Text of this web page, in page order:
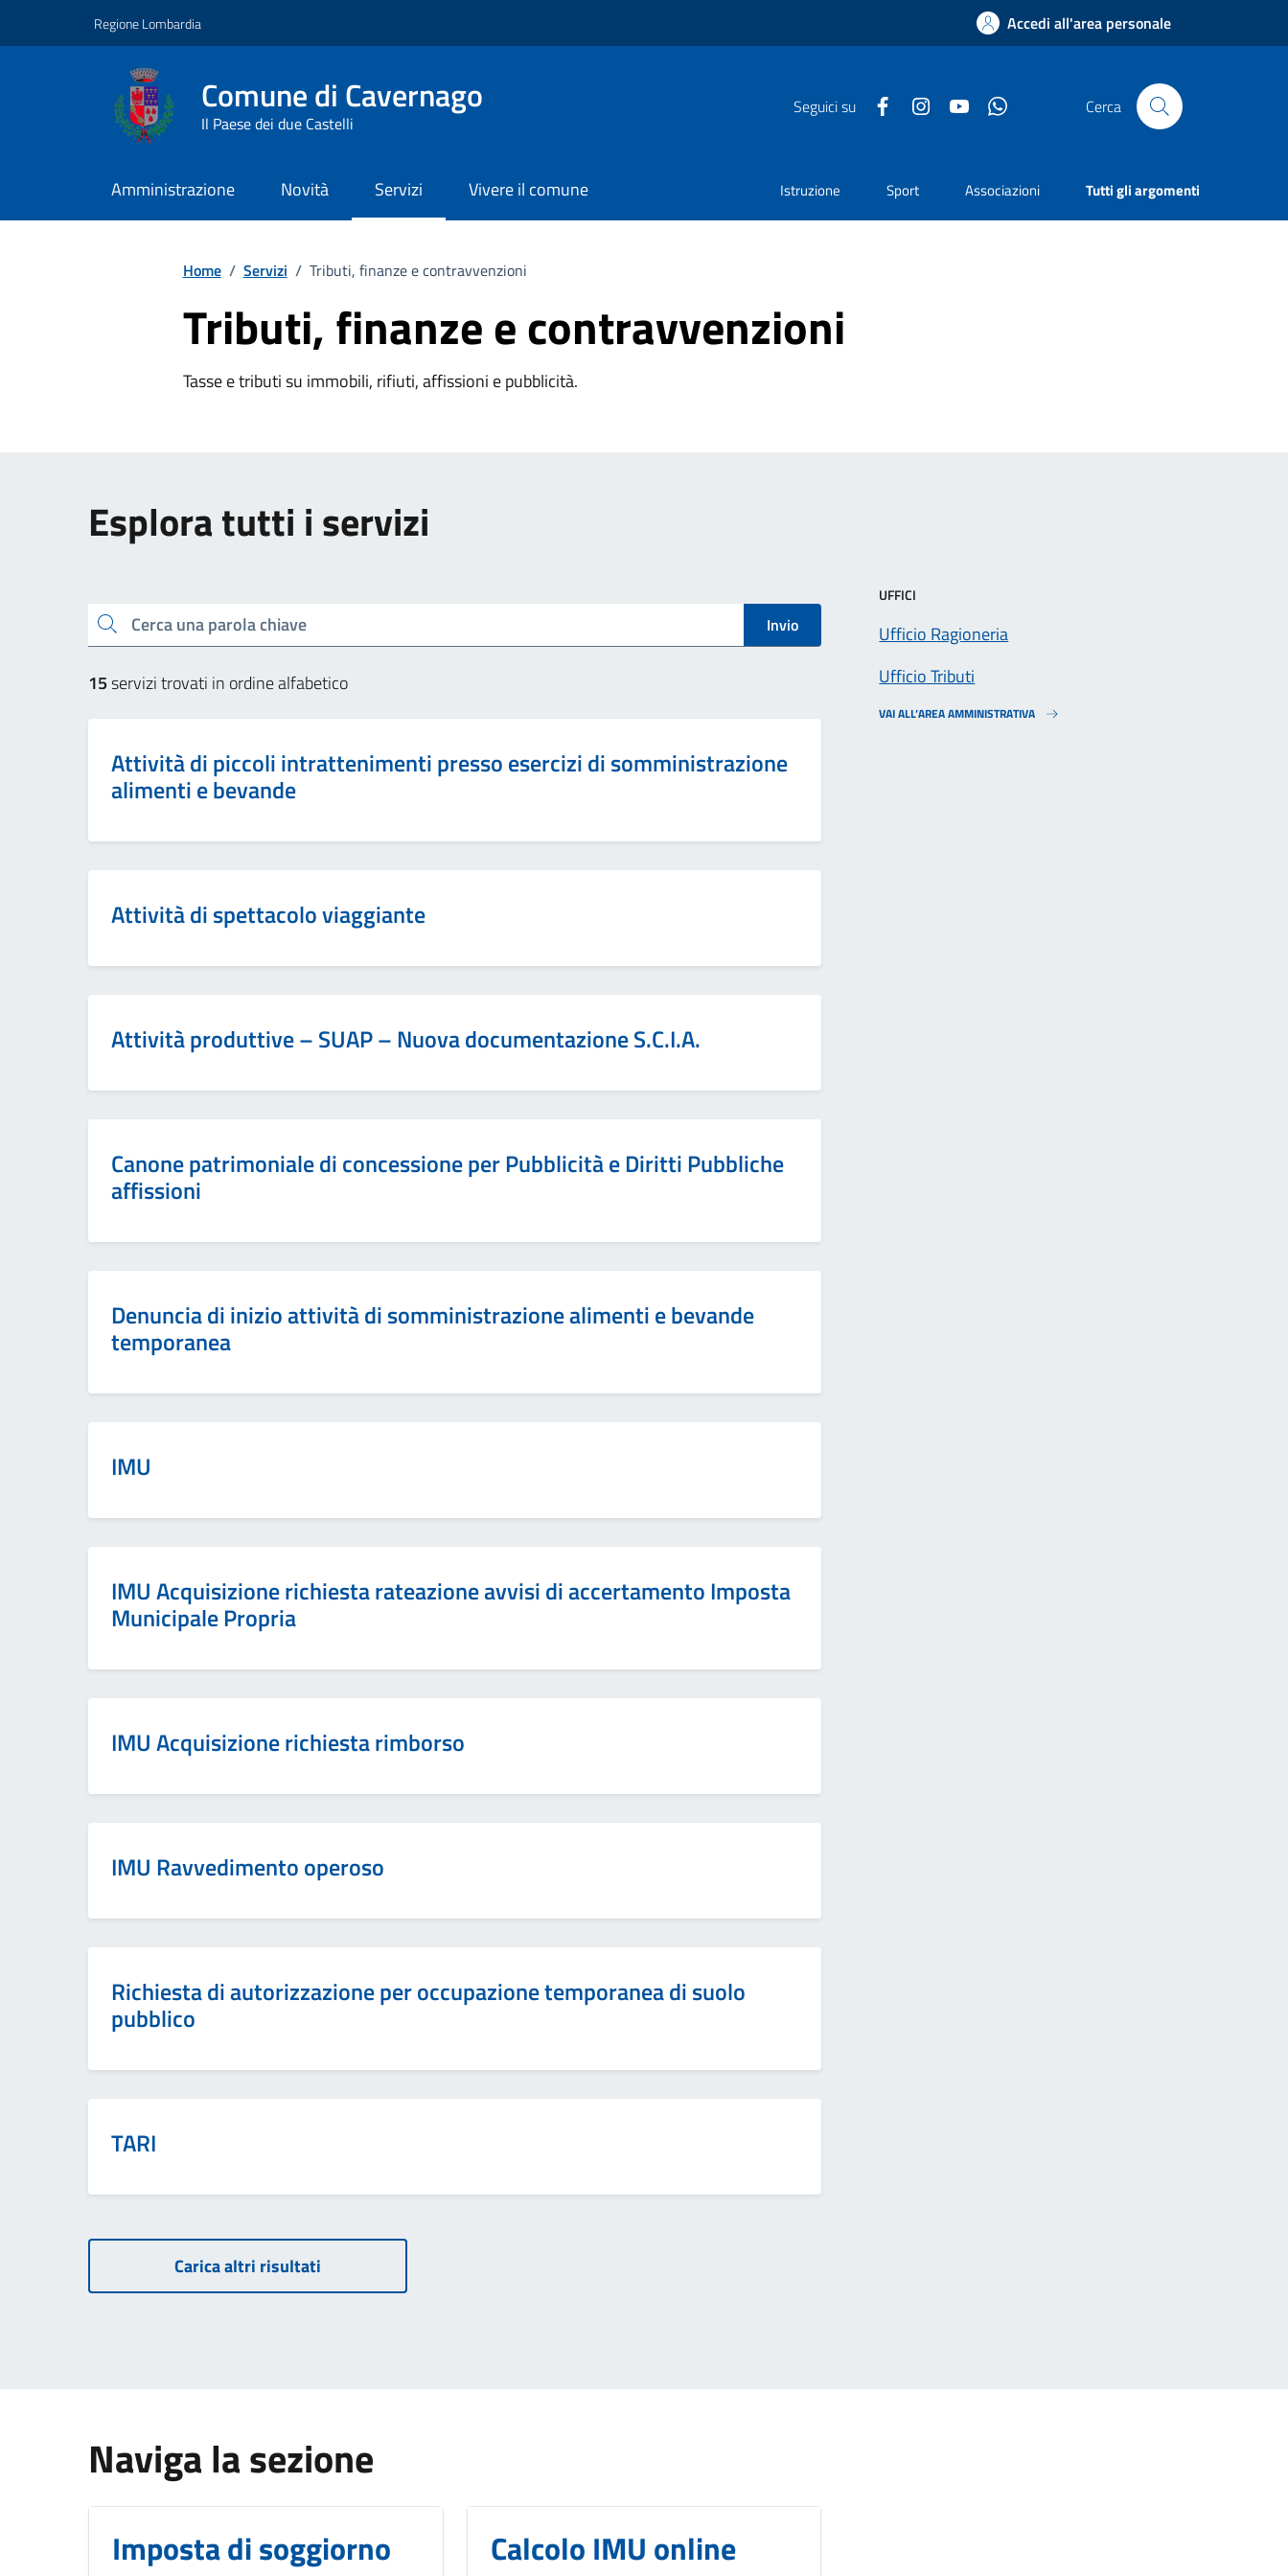
Regione Lombardia Accedi all'area personale
Comune di Cavernago
Il Paese dei due Castelli
Seguici su Facebook InstagramYouTube Cerca
Amministrazione Novità Servizi Vivere il comune Istruzione Sport Associazioni Tutti gli argomenti
Home / Servizi / Tributi, finanze e contravvenzioni
Tributi, finanze e contravvenzioni
Tasse e tributi su immobili, rifiuti, affissioni e pubblicità.
Esplora tutti i servizi
Cerca una parola chiave Invio
15servizi trovati in ordine alfabetico
Attività di piccoli intrattenimenti presso esercizi di somministrazione
alimenti e bevande
Attività di spettacolo viaggiante
Attività produttive – SUAP – Nuova documentazione S.C.I.A.
Canone patrimoniale di concessione per Pubblicità e Diritti Pubbliche
affissioni
Denuncia di inizio attività di somministrazione alimenti e bevande
temporanea
IMU
IMU Acquisizione richiesta rateazione avvisi di accertamento Imposta
Municipale Propria
IMU Acquisizione richiesta rimborso
IMU Ravvedimento operoso
Richiesta di autorizzazione per occupazione temporanea di suolo
pubblico
TARI
Carica altri risultati
UFFICI
Ufficio Ragioneria
Ufficio Tributi
VAI ALL’AREA AMMINISTRATIVA
Naviga la sezione
Imposta di soggiorno Calcolo IMU online